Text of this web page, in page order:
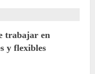
trabajar en
y flexibles